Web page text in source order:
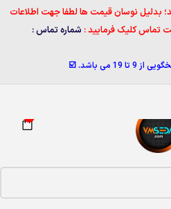
بدلیل نوسان قیمت ها لطفا جهت اطلاعات
تماس کلیک فرمایید : شماره تماس :
19 می باشد. ☑️
0